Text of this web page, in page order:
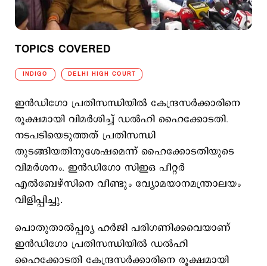
TOPICS COVERED
INDIGO DELHI HIGH COURT
ഇന്‍ഡിഗോ പ്രതിസന്ധിയില്‍ കേന്ദ്രസര്‍ക്കാരിനെ
രൂക്ഷമായി വിമര്‍ശിച്ച് ഡല്‍ഹി ഹൈക്കോടതി.
നടപടിയെടുത്തത് പ്രതിസന്ധി
തുടങ്ങിയതിനുശേഷമെന്ന് ഹൈക്കോടതിയുടെ
വിമര്‍ശനം. ഇന്‍ഡിഗോ സിഇഒ പീറ്റര്‍
എല്‍ബേഴ്സിനെ വീണ്ടും വ്യോമയാനമന്ത്രാലയം
വിളിപ്പിച്ചു.
പൊതുതാല്‍പ്പര്യ ഹര്‍ജി പരിഗണിക്കവെയാണ്
ഇന്‍ഡിഗോ പ്രതിസന്ധിയില്‍ ഡല്‍ഹി
ഹൈക്കോടതി കേന്ദ്രസര്‍ക്കാരിനെ രൂക്ഷമായി